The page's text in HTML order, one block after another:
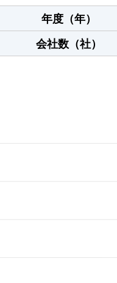
年度（年）
会社数（社）